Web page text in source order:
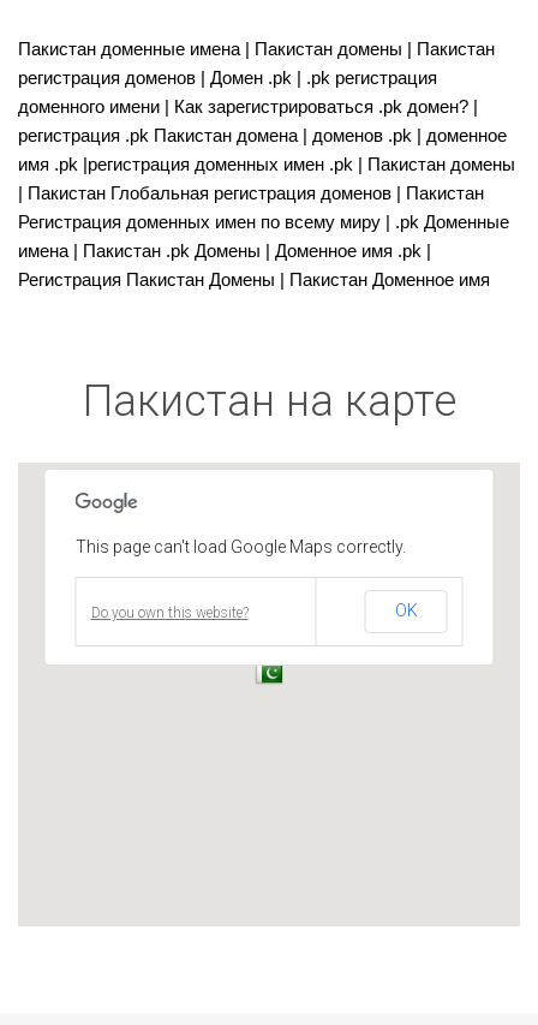
Пакистан доменные имена | Пакистан домены | Пакистан
регистрация доменов | Домен .pk | .pk регистрация
доменного имени | Как зарегистрироваться .pk домен? |
регистрация .pk Пакистан домена | доменов .pk | доменное
имя .pk |регистрация доменных имен .pk | Пакистан домены
| Пакистан Глобальная регистрация доменов | Пакистан
Регистрация доменных имен по всему миру | .pk Доменные
имена | Пакистан .pk Домены | Доменное имя .pk |
Регистрация Пакистан Домены | Пакистан Доменное имя
Пакистан на карте
This page can't load Google Maps correctly.
Do you own this website? OK